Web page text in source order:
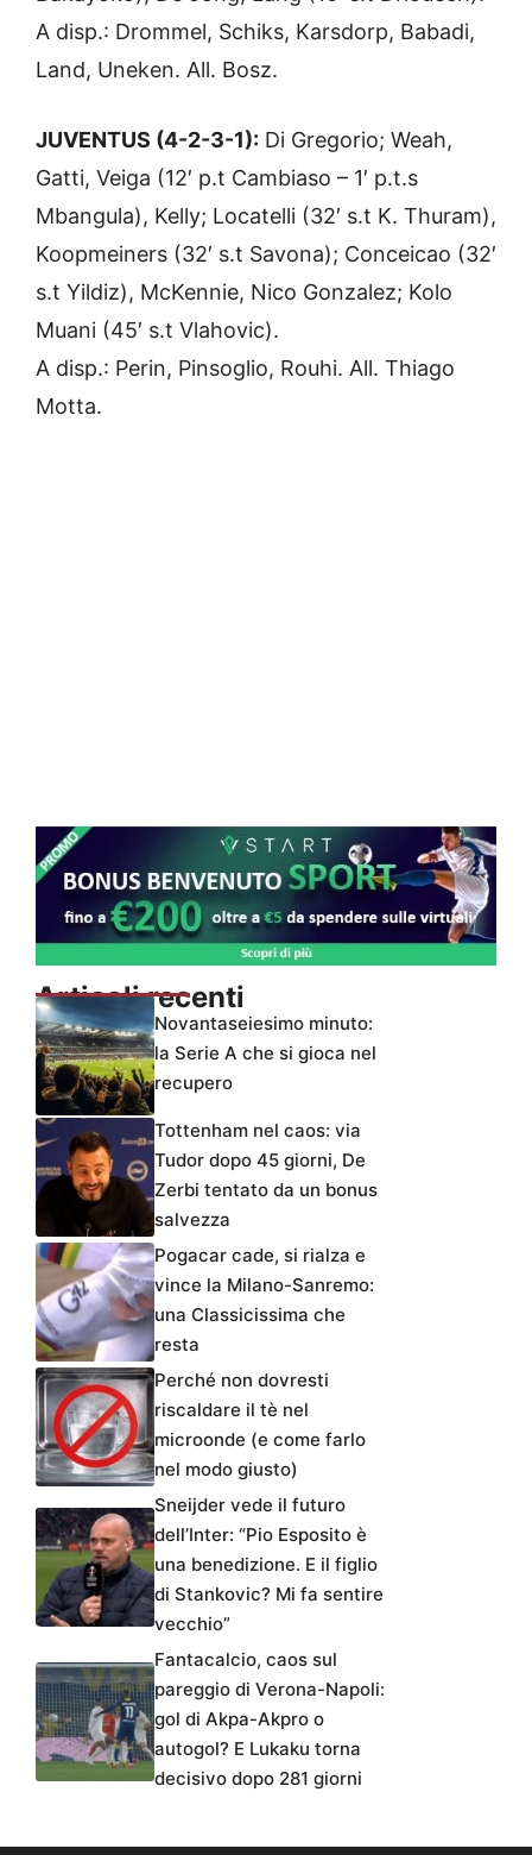
A disp.: Drommel, Schiks, Karsdorp, Babadi,
Land, Uneken. All. Bosz.
JUVENTUS (4-2-3-1): Di Gregorio; Weah,
Gatti, Veiga (12′ p.t Cambiaso – 1′ p.t.s
Mbangula), Kelly; Locatelli (32′ s.t K. Thuram),
Koopmeiners (32′ s.t Savona); Conceicao (32′
s.t Yildiz), McKennie, Nico Gonzalez; Kolo
Muani (45′ s.t Vlahovic).
A disp.: Perin, Pinsoglio, Rouhi. All. Thiago
Motta.
Articoli recenti
Novantaseiesimo minuto:
la Serie A che si gioca nel
recupero
Tottenham nel caos: via
Tudor dopo 45 giorni, De
Zerbi tentato da un bonus
salvezza
Pogacar cade, si rialza e
vince la Milano-Sanremo:
una Classicissima che
resta
Perché non dovresti
riscaldare il tè nel
microonde (e come farlo
nel modo giusto)
Sneijder vede il futuro
dell’Inter: “Pio Esposito è
una benedizione. E il figlio
di Stankovic? Mi fa sentire
vecchio”
Fantacalcio, caos sul
pareggio di Verona-Napoli:
gol di Akpa-Akpro o
autogol? E Lukaku torna
decisivo dopo 281 giorni